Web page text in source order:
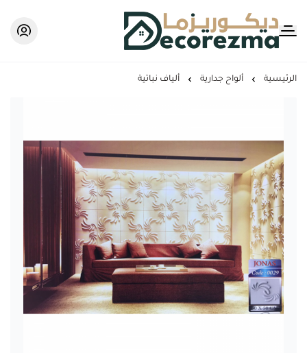
Decorezma
الرئيسية ألواح جدارية ألياف نباتية